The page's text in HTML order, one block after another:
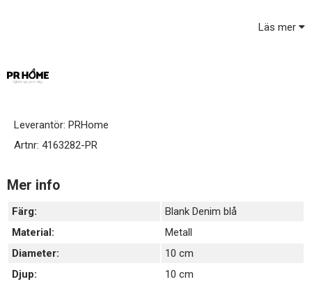
En lite mindre lättplacerad lampa som passar in i många olika
Svart plastsladd 1,7 m med strömbrytare.
E27 sockel. Ledad lamphållare som innebär att du alltid kan
Ljuskälla och skärm ingår ej, köps separat.
Läs mer
Leverantör: PRHome
Artnr: 4163282-PR
Mer info
Färg:
Blank Denim blå
Material:
Metall
Diameter:
10 cm
Djup:
10 cm